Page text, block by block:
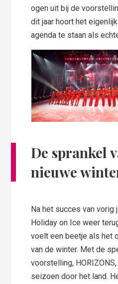
ogen uit bij de
dit jaar hoort het
agenda te staan als
De sprankel
nieuwe
Na het succes van vorig
Holiday on Ice weer
voelt een beetje als het
van de winter. Met de
voorstelling,
seizoen door het land.